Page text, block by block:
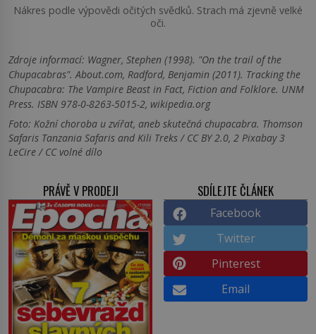
Nákres podle výpovědi očitých svědků. Strach má zjevně velké
oči.
Zdroje informací: Wagner, Stephen (1998). "On the trail of the
Chupacabras". About.com, Radford, Benjamin (2011). Tracking the
Chupacabra: The Vampire Beast in Fact, Fiction and Folklore. UNM
Press. ISBN 978-0-8263-5015-2, wikipedia.org
Foto: Kožní choroba u zvířat, aneb skutečná chupacabra. Thomson
Safaris Tanzania Safaris and Kili Treks / CC BY 2.0, 2 Pixabay 3
LeCire / CC volné dílo
PRÁVĚ V PRODEJI SDÍLEJTE ČLÁNEK
Facebook
Twitter
Pinterest
Email